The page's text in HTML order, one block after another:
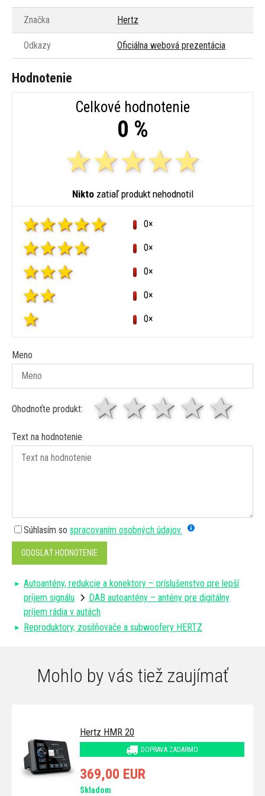
Značka Hertz
Odkazy Oficiálna webová prezentácia
Hodnotenie
Celkové hodnotenie
0 %
Niktozatiaľ produkt nehodnotil
0×
0×
0×
0×
0×
Meno
Ohodnoťte produkt: 4
3
2 hviezdy
1 hviezda
Text na hodnotenie
Súhlasím so spracovaním osobných údajov.
ODOSLAŤ HODNOTENIE
Autoantény, redukcie a konektory – príslušenstvo pre lepší
príjem signálu
DAB autoantény – antény pre digitálny
príjem rádia v autách
Reproduktory, zosilňovače a subwoofery HERTZ
Mohlo by vás tiež zaujímať
Hertz HMR 20
DOPRAVA ZADARMO
369,00 EUR
Skladom